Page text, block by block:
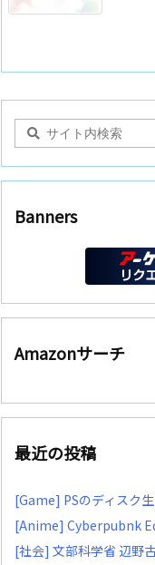
Banners
Amazonサーチ
最近の投稿
[Game] PSのディスク
[Anime] Cyberpubnk
[社会] 文部科学省 辺野